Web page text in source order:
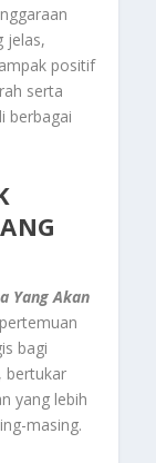
jelas,
positif
serta
berbagai
Yang Akan
bagi
bertukar
yang lebih
masing.